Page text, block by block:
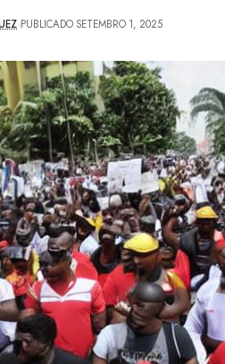
PUBLICADO SETEMBRO 1, 2025